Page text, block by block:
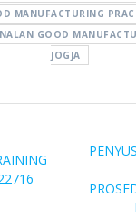
MANUFACTURING
GOOD
JOGJA